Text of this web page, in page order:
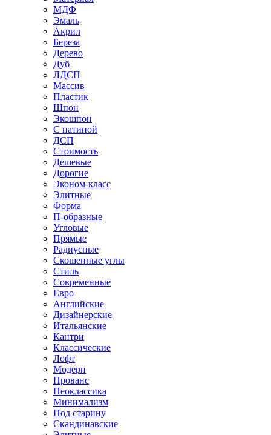
МДФ
Эмаль
Акрил
Береза
Дерево
Дуб
ЛДСП
Массив
Пластик
Шпон
Экошпон
С патиной
ДСП
Стоимость
Дешевые
Дорогие
Эконом-класс
Элитные
Форма
П-образные
Угловые
Прямые
Радиусные
Скошенные углы
Стиль
Современные
Евро
Английские
Дизайнерские
Итальянские
Кантри
Классические
Лофт
Модерн
Прованс
Неоклассика
Минимализм
Под старину
Скандинавские